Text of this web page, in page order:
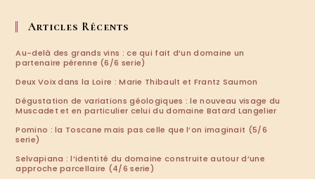
Articles Récents
Au-delà des grands vins : ce qui fait d’un domaine un
partenaire pérenne (6/6 serie)
Deux Voix dans la Loire : Marie Thibault et Frantz Saumon
Dégustation de variations géologiques : le nouveau visage du
Muscadet et en particulier celui du domaine Batard Langelier
Pomino : la Toscane mais pas celle que l’on imaginait (5/6
serie)
Selvapiana : l’identité du domaine construite autour d’une
approche parcellaire (4/6 serie)